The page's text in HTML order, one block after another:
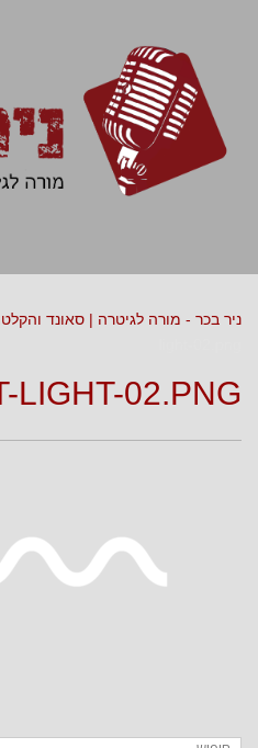
ניר בכר - מורה לגיטרה | סאונד
LIGHT-02.PNG